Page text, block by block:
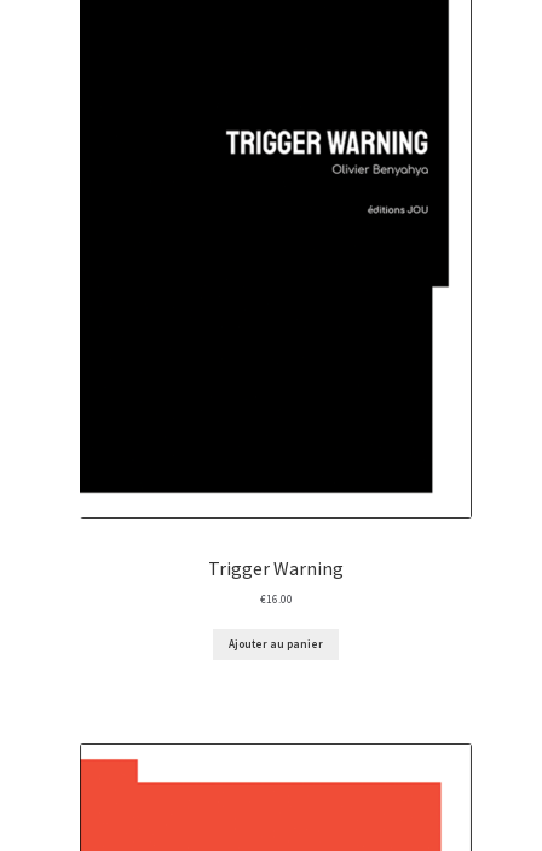
Trigger Warning
€16.00
Ajouter au panier